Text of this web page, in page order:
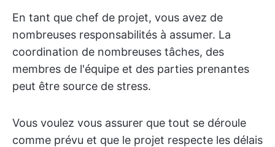
En tant que chef de projet, vous avez de
nombreuses responsabilités à assumer. La
coordination de nombreuses tâches, des
membres de l'équipe et des parties prenantes
peut être source de stress.
Vous voulez vous assurer que tout se déroule
comme prévu et que le projet respecte les délais